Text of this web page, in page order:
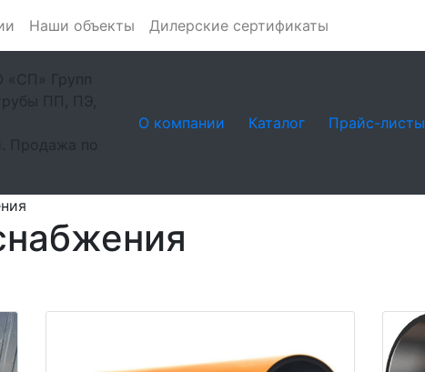
Наши объекты Дилерские сертификаты
Групп
ПП, ПЭ,
Продажа по
О компании Каталог Прайс-листы